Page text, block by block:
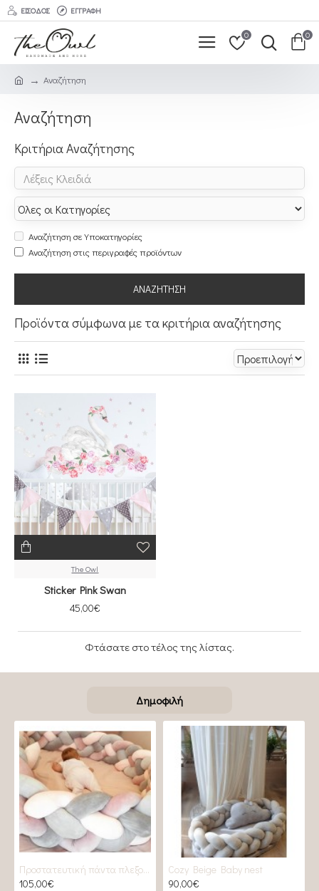
ΕΊΣΟΔΟΣ ΕΓΓΡΑΦΉ
0 0
Αναζήτηση
Αναζήτηση
Κριτήρια Αναζήτησης
Αναζήτηση σε Υποκατηγορίες
Αναζήτηση στις περιγραφές προϊόντων
ΑΝΑΖΉΤΗΣΗ
Προϊόντα σύμφωνα με τα κριτήρια αναζήτησης
The Owl
Sticker Pink Swan
45,00€
Φτάσατε στο τέλος της λίστας.
Δημοφιλή
Προστατευτική πάντα πλεξούδα 2 GREYS & 2 Roses
105,00€
Cozy Beige Baby nest
90,00€